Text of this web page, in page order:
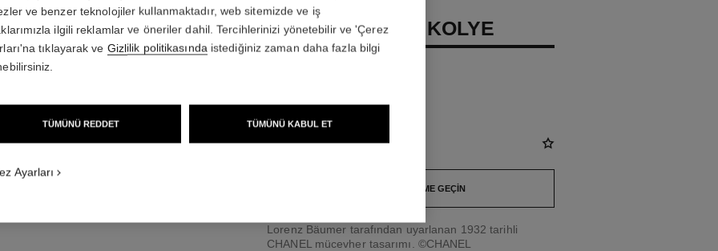
FIL DE COMÈTE KOLYE
İstek üzerine fiyat
BIZIMLE İLETIŞIME GEÇIN
Lorenz Bäumer tarafından uyarlanan 1932 tarihli
CHANEL mücevher tasarımı. ©CHANEL
ve benzer teknolojiler kullanmaktadır, web sitemizde ve iş
ilgili reklamlar ve öneriler dahil. Tercihlerinizi yönetebilir ve 'Çerez
tıklayarak ve Gizlilik politikasındaistediğiniz zaman daha fazla bilgi
TÜMÜNÜ REDDET TÜMÜNÜ KABUL ET
Ayarları